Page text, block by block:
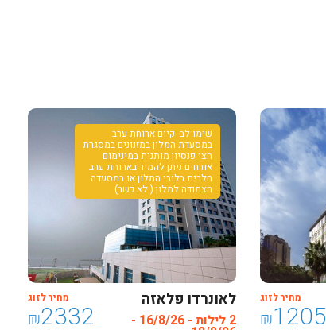
מחיר לזוג
₪1205
שימו לב- קיום ארוחת ערב
במסעדת המלון במזנונים במסגרת
חצי פנסיון מותנית במינימום
אורחים ניתן להמיר בארוחת ערב
חלבית בלובי המלון או במסעדה
הצמודה למלון ( לא כשר)
לאונרדו פלאזה
חיפה-פתאל 2 לילות - 16/8/26 -
מחיר לזוג
₪2332